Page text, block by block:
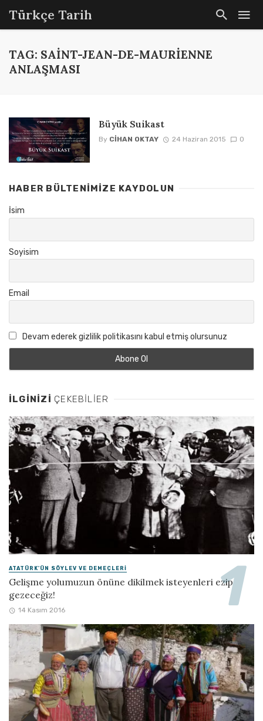
Türkçe Tarih
TAG: SAINT-JEAN-DE-MAURIENNE
ANLAŞMASI
Büyük Suikast
By CIHAN OKTAY 24 Haziran 2015 0
HABER BÜLTENIMIZE KAYDOLUN
İsim
Soyisim
Email
Devam ederek gizlilik politikasını kabul etmiş olursunuz
İLGINIZI ÇEKEBILIER
ATATÜRK'ÜN SÖYLEV VE DEMEÇLERI
Gelişme yolumuzun önüne dikilmek isteyenleri ezip
gezeceğiz!
14 Kasım 2016